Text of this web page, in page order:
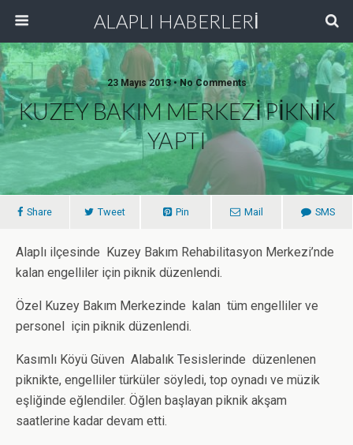
ALAPLI HABERLERİ
23 Mayıs 2013 • No Comments
KUZEY BAKIM MERKEZİ PİKNİK
YAPTI
Share Tweet Pin Mail SMS
Alaplı ilçesinde Kuzey Bakım Rehabilitasyon Merkezi’nde
kalan engelliler için piknik düzenlendi.
Özel Kuzey Bakım Merkezinde kalan tüm engelliler ve
personel için piknik düzenlendi.
Kasımlı Köyü Güven Alabalık Tesislerinde düzenlenen
piknikte, engelliler türküler söyledi, top oynadı ve müzik
eşliğinde eğlendiler. Öğlen başlayan piknik akşam
saatlerine kadar devam etti.